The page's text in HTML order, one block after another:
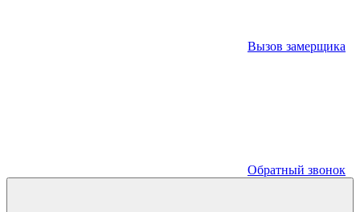
Вызов замерщика
Обратный звонок